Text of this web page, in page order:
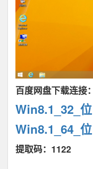
百度网盘下载连接：
Win8.1_32_位
Win8.1_64_位
提取码：1122